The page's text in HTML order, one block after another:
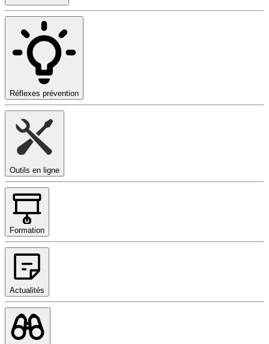
Réflexes prévention
Outils en ligne
Formation
Actualités